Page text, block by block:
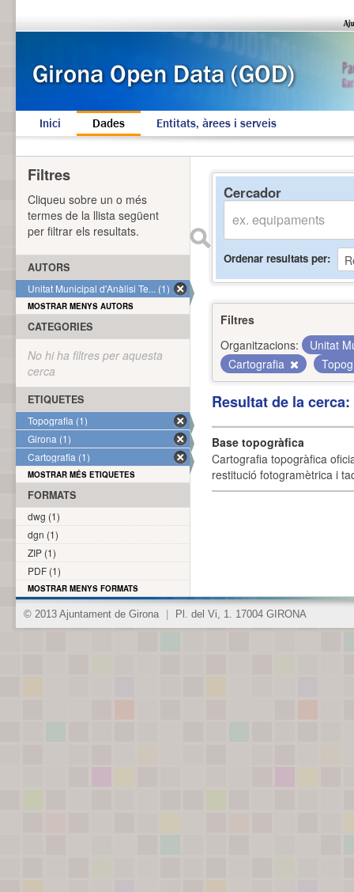
Inici Dades Entitats, àrees i serveis
Cercador
Ordenar resultats per
Filtres
Organitzacions:
Unitat
Cartografia
Resultat de la
Base topogràfica
Cartografia topogràfica
restitució fotogramètrica i
Filtres
Cliqueu sobre un o més
termes de la llista següent
per filtrar els resultats.
AUTORS
Unitat Municipal d'Anàlisi Te... (1)
MOSTRAR MENYS AUTORS
CATEGORIES
No hi ha filtres per aquesta
cerca
ETIQUETES
Topografia (1)
Girona (1)
Cartografia (1)
MOSTRAR MÉS ETIQUETES
FORMATS
dwg (1)
dgn (1)
ZIP (1)
PDF (1)
MOSTRAR MENYS FORMATS
© 2013 Ajuntament de Girona Pl. del Vi, 1. 17004 GIRONA